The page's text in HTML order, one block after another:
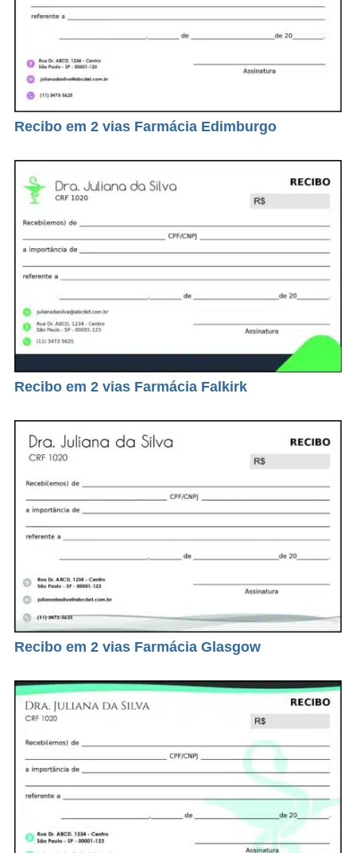
Recibo em 2 vias Farmácia Edimburgo
Recibo em 2 vias Farmácia Falkirk
Recibo em 2 vias Farmácia Glasgow